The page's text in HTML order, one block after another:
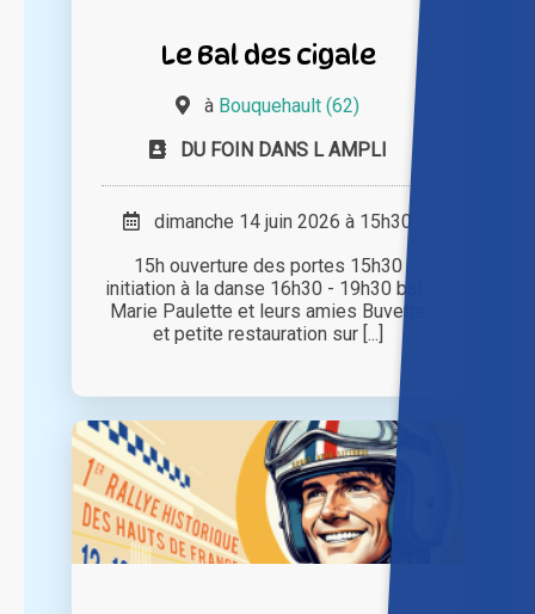
Le Bal des cigale
à Bouquehault (62)
DU FOIN DANS L AMPLI
dimanche 14 juin 2026 à 15h30
15h ouverture des portes 15h30
initiation à la danse 16h30 - 19h30 bal :
Marie Paulette et leurs amies Buvette
et petite restauration sur [...]